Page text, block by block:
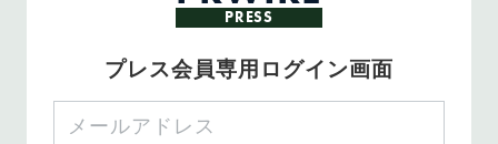
PRESS
プレス会員専用ログイン画面